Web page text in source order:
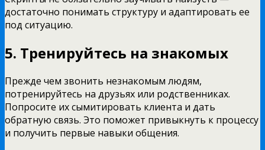
достаточно понимать структуру и адаптировать ее
под ситуацию.
5. Тренируйтесь на знакомых
Прежде чем звонить незнакомым людям,
потренируйтесь на друзьях или родственниках.
Попросите их сымитировать клиента и дать
обратную связь. Это поможет привыкнуть к процессу
и получить первые навыки общения.